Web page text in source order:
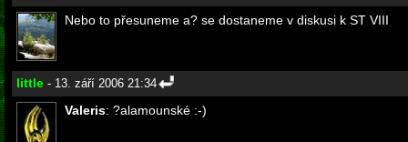
Nebo to přesuneme a? se dostaneme v diskusi k ST VIII
little - 13. září 2006 21:34
Valeris: ?alamounské :-)